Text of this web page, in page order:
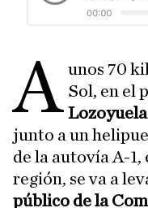
A unos 70
Sol, en el
junto a un
de la autovía A-
región, se va a
público de la